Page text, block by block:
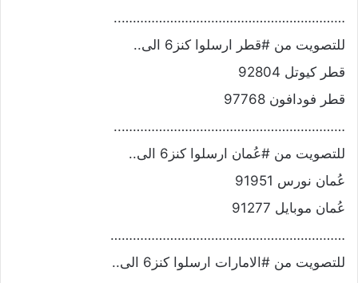
……………………………………………………..
للتصويت من #قطر ارسلوا كنز6 الى..
قطر كيوتل 92804
قطر فودافون 97768
……………………………………………………..
للتصويت من #عُمان ارسلوا كنز6 الى..
عُمان نورس 91951
عُمان موبايل 91277
………………………………………………………
للتصويت من #الامارات ارسلوا كنز6 الى..